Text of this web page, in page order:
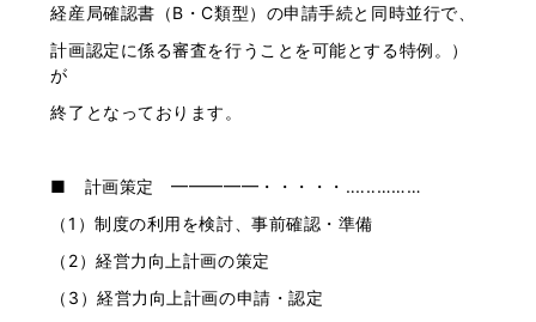
経産局確認書（B・C類型）の申請手続と同時並行で、
計画認定に係る審査を行うことを可能とする特例。）
が
終了となっております。
■ 計画策定 ━━━━━・・・・・‥‥‥………
（1）制度の利用を検討、事前確認・準備
（2）経営力向上計画の策定
（3）経営力向上計画の申請・認定